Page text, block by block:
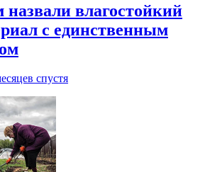
назвали влагостойкий
с единственным
спустя